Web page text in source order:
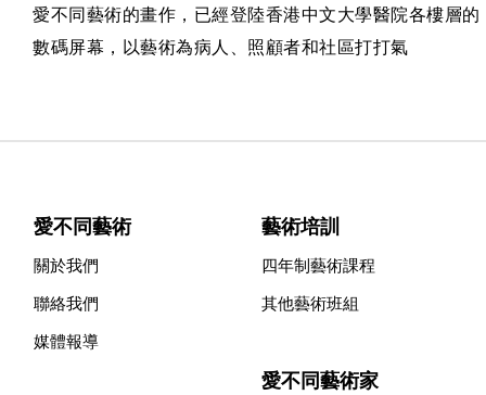
愛不同藝術的畫作，已經登陸香港中文大學醫院各樓層的
數碼屏幕，以藝術為病人、照顧者和社區打打氣
愛不同藝術
關於我們
聯絡我們
媒體報導
藝術培訓
四年制藝術課程
其他藝術班組
愛不同藝術家